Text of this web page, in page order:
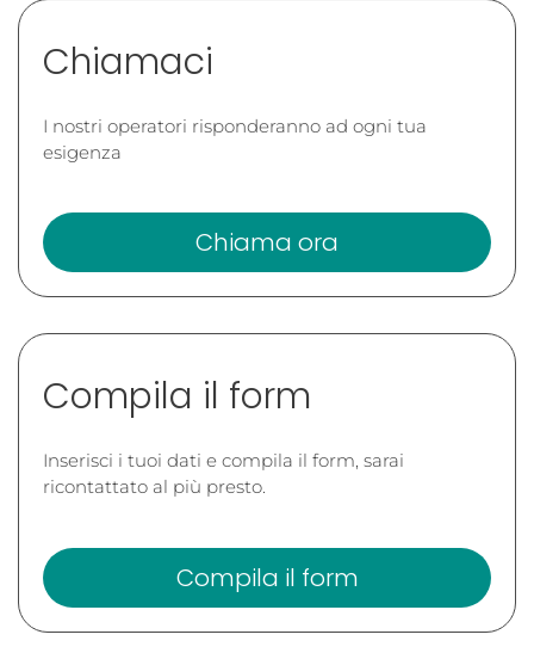
Chiamaci
I nostri operatori risponderanno ad ogni tua
esigenza
Chiama ora
Compila il form
Inserisci i tuoi dati e compila il form, sarai
ricontattato al più presto.
Compila il form